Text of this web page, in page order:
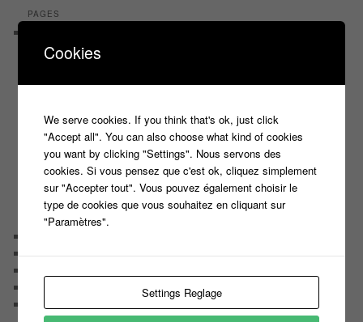
PAGES
C’est quoi un casteur ?
Harry
Slam
C’est quoi un casting ?
Tous les castings
Les 12 coups de midi
Les Z’Amours
N’oubliez Pas Les Paroles
Tout le monde veut prendre sa place
Contact
Le trombinoscope des Joueurs
Cookies
We serve cookies. If you think that's ok, just click
"Accept all". You can also choose what kind of cookies
you want by clicking "Settings". Nous servons des
cookies. Si vous pensez que c'est ok, cliquez simplement
sur "Accepter tout". Vous pouvez également choisir le
type de cookies que vous souhaitez en cliquant sur
"Paramètres".
Settings Reglage